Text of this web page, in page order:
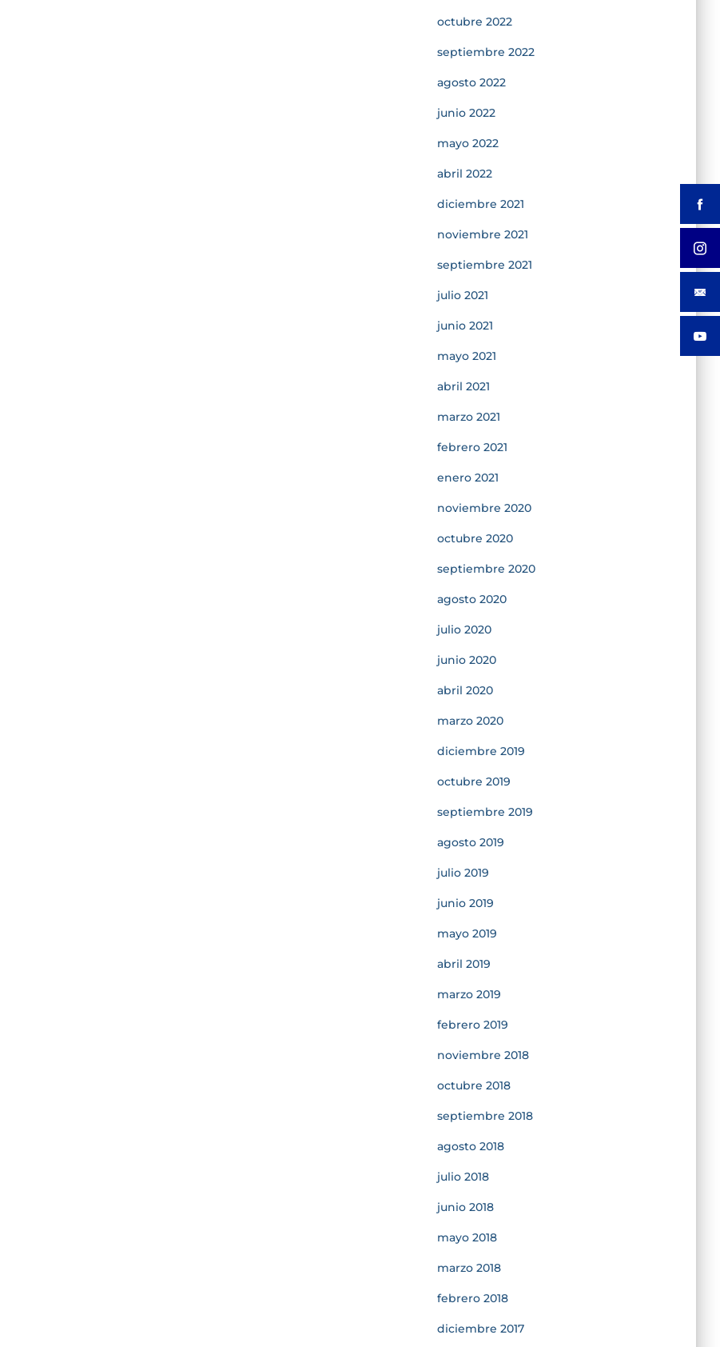
octubre 2022
septiembre 2022
agosto 2022
junio 2022
mayo 2022
abril 2022
diciembre 2021
noviembre 2021
septiembre 2021
julio 2021
junio 2021
mayo 2021
abril 2021
marzo 2021
febrero 2021
enero 2021
noviembre 2020
octubre 2020
septiembre 2020
agosto 2020
julio 2020
junio 2020
abril 2020
marzo 2020
diciembre 2019
octubre 2019
septiembre 2019
agosto 2019
julio 2019
junio 2019
mayo 2019
abril 2019
marzo 2019
febrero 2019
noviembre 2018
octubre 2018
septiembre 2018
agosto 2018
julio 2018
junio 2018
mayo 2018
marzo 2018
febrero 2018
diciembre 2017